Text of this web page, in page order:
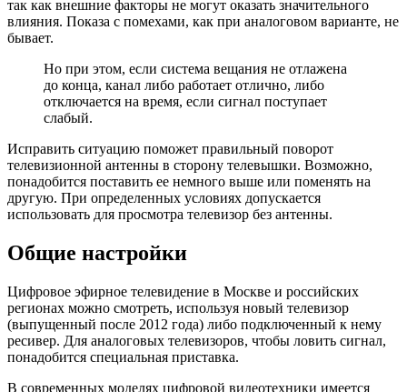
так как внешние факторы не могут оказать значительного
влияния. Показа с помехами, как при аналоговом варианте, не
бывает.
Но при этом, если система вещания не отлажена
до конца, канал либо работает отлично, либо
отключается на время, если сигнал поступает
слабый.
Исправить ситуацию поможет правильный поворот
телевизионной антенны в сторону телевышки. Возможно,
понадобится поставить ее немного выше или поменять на
другую. При определенных условиях допускается
использовать для просмотра телевизор без антенны.
Общие настройки
Цифровое эфирное телевидение в Москве и российских
регионах можно смотреть, используя новый телевизор
(выпущенный после 2012 года) либо подключенный к нему
ресивер. Для аналоговых телевизоров, чтобы ловить сигнал,
понадобится специальная приставка.
В современных моделях цифровой видеотехники имеется